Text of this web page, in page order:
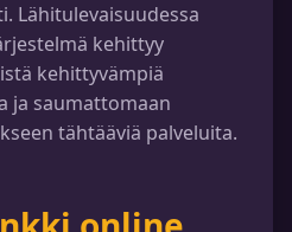
Lähitulevaisuudessa
kehittyy
kehittyvämpiä
ja saumattomaan
tähtääviä palveluita.